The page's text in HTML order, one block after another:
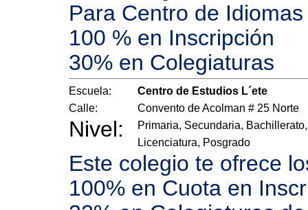
Para Centro de Idiomas
100 % en Inscripción
30% en Colegiaturas
Escuela:
Centro de Estudios L´ete
Calle:
Convento de Acolman # 25 Norte
Nivel:
Primaria, Secundaria, Bachillerato,
Licenciatura, Posgrado
Este colegio te ofrece
100% en Cuota en